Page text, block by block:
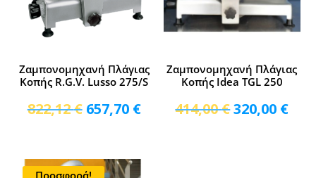
Ζαμπονομηχανή Πλάγιας
Κοπής R.G.V. Lusso 275/S
822,12€ Original
822,12 €.
657,70 €Η
είναι:
Ζαμπονομηχανή Πλάγιας
Κοπής Idea TGL 250
414,00€Original
320,00 €Η
Προσφορά!